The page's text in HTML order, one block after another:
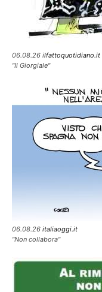
06.08.26 ilfattoquotidiano.it
"Il Giorgiale"
06.08.26 italiaoggi.it
"Non collabora"